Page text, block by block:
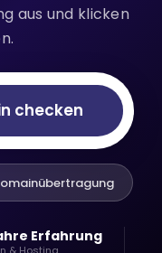
aus und klicken
checken
Erfahrung